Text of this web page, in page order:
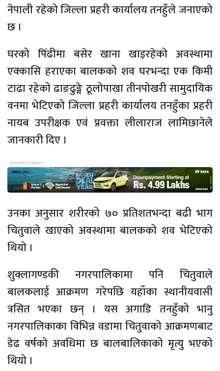
नेपाली रहेको जिल्ला प्रहरी कार्यालय तनहुँले जनाएको
छ ।
घरको पिँढीमा बसेर खाना खाइरहेको अवस्थामा
एक्कासि हराएका बालकको शव घरभन्दा एक किमी
टाढा रहेको ढाङढुङ्गे ठूलोपाखा तीनपोखरी सामुदायिक
वनमा भेटिएको जिल्ला प्रहरी कार्यालय तनहुँका प्रहरी
नायब उपरीक्षक एवं प्रवक्ता लीलाराज लामिछानेले
जानकारी दिए ।
उनका अनुसार शरीरको ७० प्रतिशतभन्दा बढी भाग
चितुवाले खाएको अवस्थामा बालकको शव भेटिएको
थियो ।
शुक्लागण्डकी नगरपालिकामा पनि चितुवाले
बालकलाई आक्रमण गरेपछि यहाँका स्थानीयवासी
त्रसित भएका छन् । यस अगाडि तनहुँको भानु
नगरपालिकाका विभिन्न वडामा चितुवाको आक्रमणबाट
डेढ वर्षको अवधिमा छ बालबालिकाको मृत्यु भएको
थियो ।